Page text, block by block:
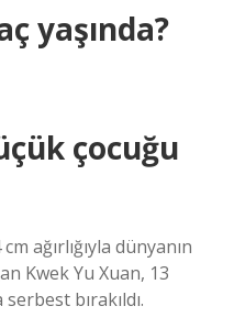
yaşında?
çocuğu
ağırlığıyla dünyanın
Kwek Yu Xuan, 13
bırakıldı.